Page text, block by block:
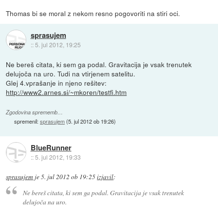
Thomas bi se moral z nekom resno pogovoriti na stiri oci.
sprasujem
:: 5. jul 2012, 19:25
Ne bereš citata, ki sem ga podal. Gravitacija je vsak trenutek
delujoča na uro. Tudi na vtirjenem satelitu.
Glej 4.vprašanje in njeno rešitev:
http://www2.arnes.si/~mkoren/testfi.htm
Zgodovina sprememb…
spremenil:sprasujem(5. jul 2012 ob 19:26)
BlueRunner
::5. jul 2012, 19:33
sprasujem je5. jul 2012 ob 19:25izjavil:
Ne bereš citata, ki sem ga podal. Gravitacija je vsak trenutek
delujoča na uro.